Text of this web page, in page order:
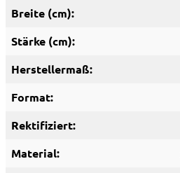
Breite (cm):
Stärke (cm):
Herstellermaß:
Format:
Rektifiziert:
Material: